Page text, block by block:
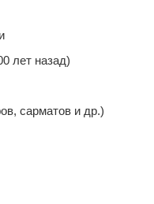
лет назад)
сарматов и др.)